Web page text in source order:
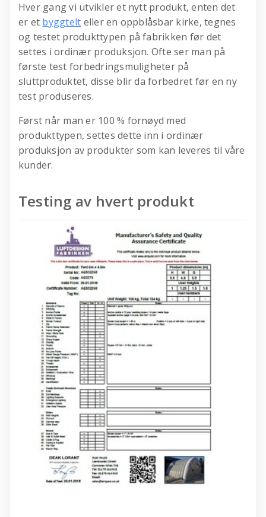
Hver gang vi utvikler et nytt produkt, enten det
er et byggtelt eller en oppblåsbar kirke, tegnes
og testet produkttypen på fabrikken før det
settes i ordinær produksjon. Ofte ser man på
første test forbedringsmuligheter på
sluttproduktet, disse blir da forbedret før en ny
test produseres.
Først når man er 100 % fornøyd med
produkttypen, settes dette inn i ordinær
produksjon av produkter som kan leveres til våre
kunder.
Testing av hvert produkt